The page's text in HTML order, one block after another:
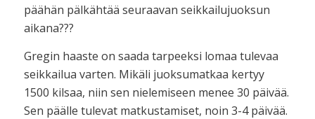
päähän pälkähtää seuraavan seikkailujuoksun
aikana???
Gregin haaste on saada tarpeeksi lomaa tulevaa
seikkailua varten. Mikäli juoksumatkaa kertyy
1500 kilsaa, niin sen nielemiseen menee 30 päivää.
Sen päälle tulevat matkustamiset, noin 3-4 päivää.